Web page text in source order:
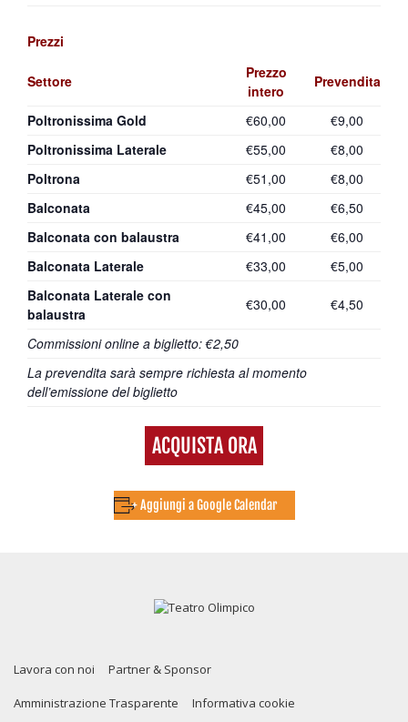
Prezzi
Settore
Prezzo
intero
Prevendita
Commissioni online a biglietto: €2,50
La prevendita sarà sempre richiesta al momento
dell’emissione del biglietto
Poltronissima Gold €60,00
€9,00
Poltronissima Laterale
€55,00
€8,00
Poltrona
€51,00
€8,00
Balconata
€45,00
€6,50
Balconata con balaustra
€41,00
€6,00
Balconata Laterale
€33,00
€5,00
Balconata Laterale con
balaustra
€30,00 €4,50
ACQUISTA ORA
+ Aggiungi a Google Calendar
Lavora con noi Partner & Sponsor
Amministrazione Trasparente Informativa cookie